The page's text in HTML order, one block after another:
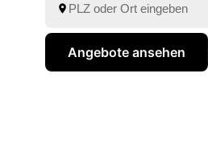
Angebote ansehen